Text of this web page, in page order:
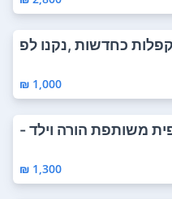
כחדשות ,נקנו לפ
1,000 ₪
משותפת הורה וילד -
1,300 ₪